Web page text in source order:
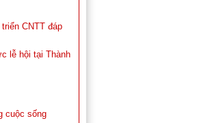
CNTT đáp
lễ hội tại Thành
cuộc sống